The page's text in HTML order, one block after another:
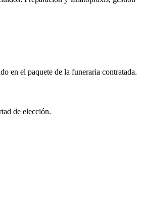
en el paquete de la funeraria contratada.
de elección.